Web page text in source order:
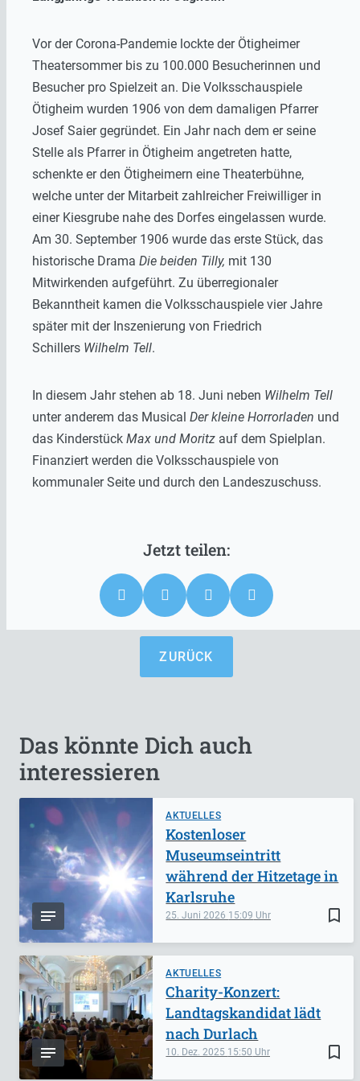
Vor der Corona-Pandemie lockte der Ötigheimer
Theatersommer bis zu 100.000 Besucherinnen und
Besucher pro Spielzeit an. Die Volksschauspiele
Ötigheim wurden 1906 von dem damaligen Pfarrer
Josef Saier gegründet. Ein Jahr nach dem er seine
Stelle als Pfarrer in Ötigheim angetreten hatte,
schenkte er den Ötigheimern eine Theaterbühne,
welche unter der Mitarbeit zahlreicher Freiwilliger in
einer Kiesgrube nahe des Dorfes eingelassen wurde.
Am 30. September 1906 wurde das erste Stück, das
historische Drama Die beiden Tilly, mit 130
Mitwirkenden aufgeführt. Zu überregionaler
Bekanntheit kamen die Volksschauspiele vier Jahre
später mit der Inszenierung von Friedrich
Schillers Wilhelm Tell.
In diesem Jahr stehen ab 18. Juni neben Wilhelm Tell
unter anderem das Musical Der kleine Horrorladen und
das Kinderstück Max und Moritz auf dem Spielplan.
Finanziert werden die Volksschauspiele von
kommunaler Seite und durch den Landeszuschuss.
ZURÜCK
Das könnte Dich auch
interessieren
AKTUELLES
bookmark_border
25. Juni 2026 15:09
Kostenloser
Museumseintritt
während der Hitzetage in
Karlsruhe
AKTUELLES
bookmark_border
10. Dez. 2025 15:50
Charity-Konzert:
Landtagskandidat lädt
nach Durlach